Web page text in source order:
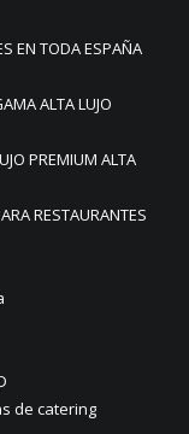
EN TODA ESPAÑA
ALTA LUJO
PREMIUM ALTA
RESTAURANTES
de catering